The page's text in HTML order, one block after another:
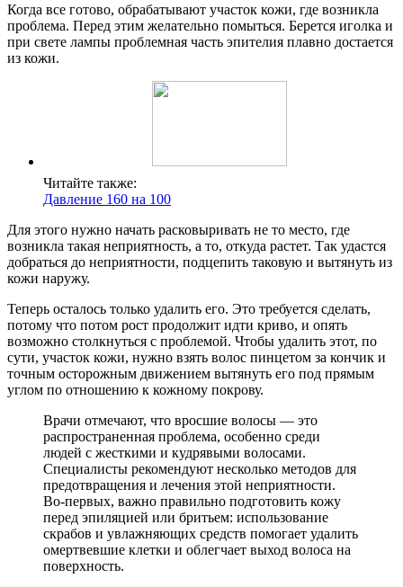
Когда все готово, обрабатывают участок кожи, где возникла
проблема. Перед этим желательно помыться. Берется иголка и
при свете лампы проблемная часть эпителия плавно достается
из кожи.
Читайте также:
Давление 160 на 100
Для этого нужно начать расковыривать не то место, где
возникла такая неприятность, а то, откуда растет. Так удастся
добраться до неприятности, подцепить таковую и вытянуть из
кожи наружу.
Теперь осталось только удалить его. Это требуется сделать,
потому что потом рост продолжит идти криво, и опять
возможно столкнуться с проблемой. Чтобы удалить этот, по
сути, участок кожи, нужно взять волос пинцетом за кончик и
точным осторожным движением вытянуть его под прямым
углом по отношению к кожному покрову.
Врачи отмечают, что вросшие волосы — это
распространенная проблема, особенно среди
людей с жесткими и кудрявыми волосами.
Специалисты рекомендуют несколько методов для
предотвращения и лечения этой неприятности.
Во-первых, важно правильно подготовить кожу
перед эпиляцией или бритьем: использование
скрабов и увлажняющих средств помогает удалить
омертвевшие клетки и облегчает выход волоса на
поверхность.